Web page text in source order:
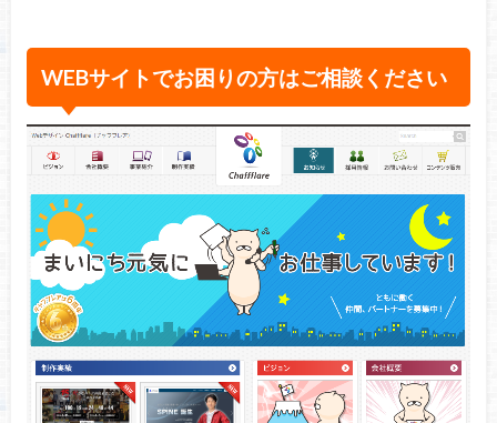
WEBサイトでお困りの方はご相談ください